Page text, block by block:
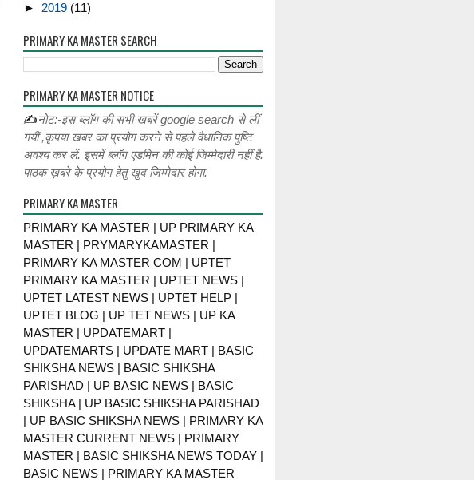
► 2019 (11)
PRIMARY KA MASTER SEARCH
PRIMARY KA MASTER NOTICE
✍नोट:-इस ब्लॉग की सभी खबरें google search से लीं
गयीं ,कृपया खबर का प्रयोग करने से पहले वैधानिक पुष्टि
अवश्य कर लें. इसमें ब्लॉग एडमिन की कोई जिम्मेदारी नहीं है.
पाठक ख़बरे के प्रयोग हेतु खुद जिम्मेदार होगा.
PRIMARY KA MASTER
PRIMARY KA MASTER | UP PRIMARY KA
MASTER | PRYMARYKAMASTER |
PRIMARY KA MASTER COM | UPTET
PRIMARY KA MASTER | UPTET NEWS |
UPTET LATEST NEWS | UPTET HELP |
UPTET BLOG | UP TET NEWS | UP KA
MASTER | UPDATEMART |
UPDATEMARTS | UPDATE MART | BASIC
SHIKSHA NEWS | BASIC SHIKSHA
PARISHAD | UP BASIC NEWS | BASIC
SHIKSHA | UP BASIC SHIKSHA PARISHAD
| UP BASIC SHIKSHA NEWS | PRIMARY KA
MASTER CURRENT NEWS | PRIMARY
MASTER | BASIC SHIKSHA NEWS TODAY |
BASIC NEWS | PRIMARY KA MASTER